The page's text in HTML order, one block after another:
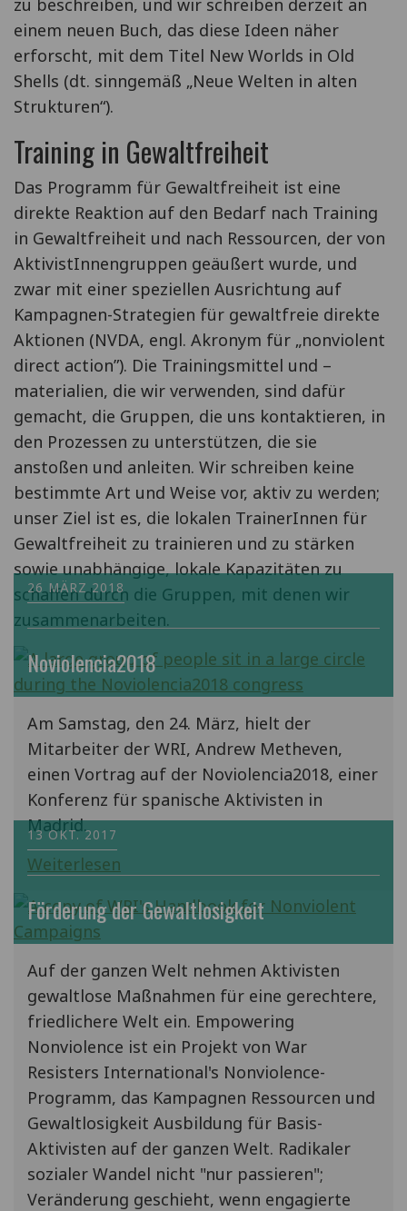
zu beschreiben, und wir schreiben derzeit an
einem neuen Buch, das diese Ideen näher
erforscht, mit dem Titel New Worlds in Old
Shells (dt. sinngemäß „Neue Welten in alten
Strukturen“).
Training in Gewaltfreiheit
Das Programm für Gewaltfreiheit ist eine
direkte Reaktion auf den Bedarf nach Training
in Gewaltfreiheit und nach Ressourcen, der von
AktivistInnengruppen geäußert wurde, und
zwar mit einer speziellen Ausrichtung auf
Kampagnen-Strategien für gewaltfreie direkte
Aktionen (NVDA, engl. Akronym für „nonviolent
direct action”). Die Trainingsmittel und –
materialien, die wir verwenden, sind dafür
gemacht, die Gruppen, die uns kontaktieren, in
den Prozessen zu unterstützen, die sie
anstoßen und anleiten. Wir schreiben keine
bestimmte Art und Weise vor, aktiv zu werden;
unser Ziel ist es, die lokalen TrainerInnen für
Gewaltfreiheit zu trainieren und zu stärken
sowie unabhängige, lokale Kapazitäten zu
schaffen durch die Gruppen, mit denen wir
zusammenarbeiten.
26 MÄRZ 2018
Noviolencia2018
Am Samstag, den 24. März, hielt der
Mitarbeiter der WRI, Andrew Metheven,
einen Vortrag auf der Noviolencia2018, einer
Konferenz für spanische Aktivisten in
Madrid.
Weiterlesen
13 OKT. 2017
Förderung der Gewaltlosigkeit
Auf der ganzen Welt nehmen Aktivisten
gewaltlose Maßnahmen für eine gerechtere,
friedlichere Welt ein. Empowering
Nonviolence ist ein Projekt von War
Resisters International's Nonviolence-
Programm, das Kampagnen Ressourcen und
Gewaltlosigkeit Ausbildung für Basis-
Aktivisten auf der ganzen Welt. Radikaler
sozialer Wandel nicht "nur passieren";
Veränderung geschieht, wenn engagierte